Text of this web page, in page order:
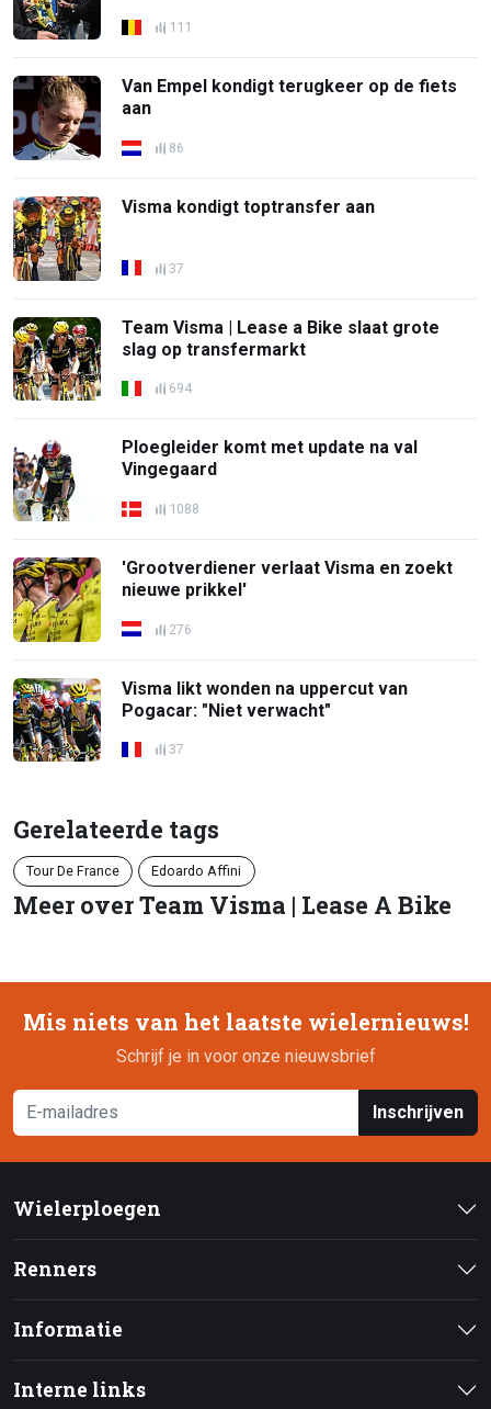
111
Van Empel kondigt terugkeer op de fiets
aan
86
Visma kondigt toptransfer aan
37
Team Visma | Lease a Bike slaat grote
slag op transfermarkt
694
Ploegleider komt met update na val
Vingegaard
1088
'Grootverdiener verlaat Visma en zoekt
nieuwe prikkel'
276
Visma likt wonden na uppercut van
Pogacar: "Niet verwacht"
37
Gerelateerde tags
Tour De France Edoardo Affini
Meer over Team Visma | Lease A Bike
Mis niets van het laatste wielernieuws!
Schrijf je in voor onze nieuwsbrief
Inschrijven
Wielerploegen
Renners
Informatie
Interne links